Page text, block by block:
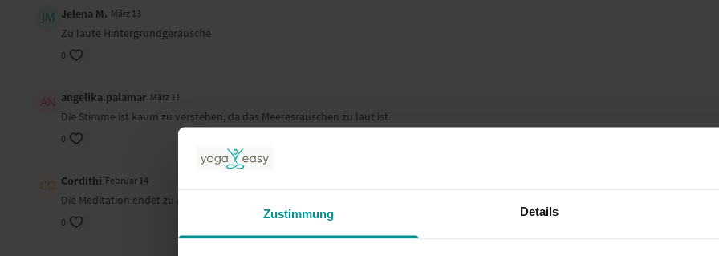
Zustimmung Details
Jelena M. März 13
Zu laute Hintergrundgeräusche
0
angelika.palamar März 11
Die Stimme ist kaum zu verstehen, da das Meeresrauschen zu laut ist.
0
Cordithi Februar 14
Die Meditation endet zu abrupt
0